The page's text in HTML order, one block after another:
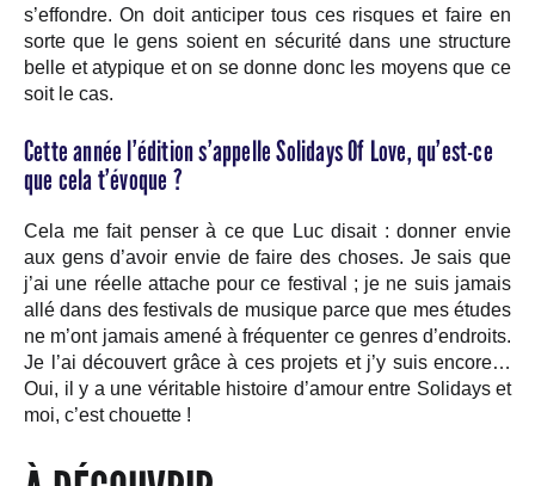
s’effondre. On doit anticiper tous ces risques et faire en
sorte que le gens soient en sécurité dans une structure
belle et atypique et on se donne donc les moyens que ce
soit le cas.
Cette année l’édition s’appelle Solidays Of Love, qu’est-ce
que cela t’évoque ?
Cela me fait penser à ce que Luc disait : donner envie
aux gens d’avoir envie de faire des choses. Je sais que
j’ai une réelle attache pour ce festival ; je ne suis jamais
allé dans des festivals de musique parce que mes études
ne m’ont jamais amené à fréquenter ce genres d’endroits.
Je l’ai découvert grâce à ces projets et j’y suis encore…
Oui, il y a une véritable histoire d’amour entre Solidays et
moi, c’est chouette !